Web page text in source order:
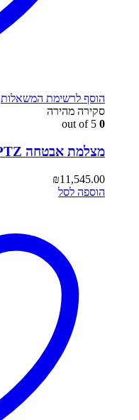
הוסף לרשימת המשאלות
סקירה מהירה
0
מצלמת אבטחה PTZ מדגם SONY SNC-ER521
₪11,545.00
הוספה לסל